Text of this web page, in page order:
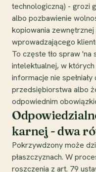
technologiczną) - grozi
albo pozbawienie
kopiowania
wprowadzającego
To częste tło spraw 'na
intelektualnej, w
informacje nie
przedsiębiorstwa albo
odpowiednim
karnej - dwa
Pokrzywdzony może
płaszczyznach. W
roszczenia z art. 79